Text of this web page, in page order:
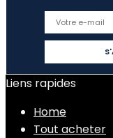
Liens rapides
Home
Tout acheter